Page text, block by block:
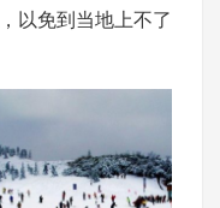
，以免到当地上不了